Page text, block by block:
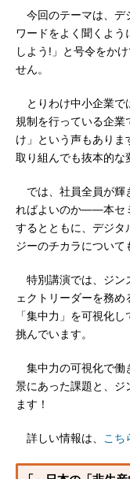
今回のテーマは、デ
ワードをよく聞くよう
しよう!」と号令をか
せん。
とりわけ中小企業で
規制を行っている企業
け」という声もありま
取り組んでも抜本的な
では、社員全員が輝
ればよいのか――本セ
するとともに、デジタ
ジーのチカラについて
特別講演では、ジン
ェクトリーダーを務
「集中力」を可視化
挑んでいます。
集中力の可視化で働
景にあった課題と、ジ
ます！
詳しい情報は、 こち